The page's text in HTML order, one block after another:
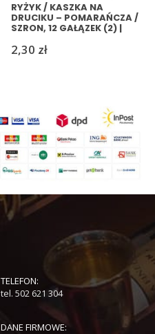
RYŻYK / KASZKA NA
DRUCIKU – POMARAŃCZA /
SZRON, 12 GAŁĄZEK (2) |
2,30 zł
TELEFON:
tel. 502 621 304
DANE FIRMOWE: